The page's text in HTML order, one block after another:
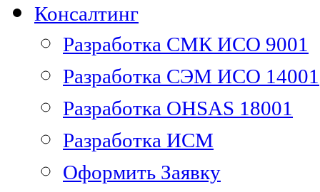
Консалтинг
Разработка СМК ИСО 9001
Разработка СЭМ ИСО 14001
Разработка OHSAS 18001
Разработка ИСМ
Оформить Заявку